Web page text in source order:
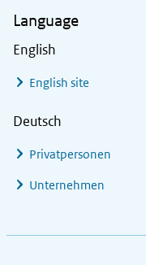
Language
English
English site
Deutsch
Privatpersonen
Unternehmen